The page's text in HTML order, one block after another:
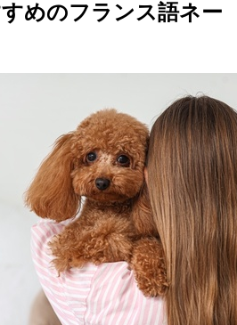
めのフランス語ネー